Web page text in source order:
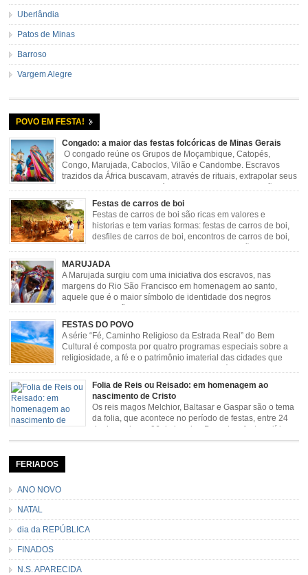
Uberlândia
Patos de Minas
Barroso
Vargem Alegre
POVO EM FESTA!
Congado: a maior das festas folcóricas de Minas Gerais
O congado reúne os Grupos de Moçambique, Catopés,
Congo, Marujada, Caboclos, Vilão e Candombe. Escravos
trazidos da África buscavam, através de rituais, extrapolar seus
sentimentos e culto a sua fé. O Congado nasceu da fusão
destes ritos com a religião católica, imposta aos negros pela Igreja, surgindo
novas histórias que envolviam, sobretudo, Nossa Senhora do […]
Festas de carros de boi
Festas de carros de boi são ricas em valores e
historias e tem varias formas: festas de carros de boi,
desfiles de carros de boi, encontros de carros de boi,
rodeios, carreatas de carros de boi, mutirão de carros
de boi, carreteada, carreiros, candeeiros, boiadas, carapinas, artesãos,
exposição agropecuária, ou seja é um ponto forte […]
MARUJADA
A Marujada surgiu com uma iniciativa dos escravos, nas
margens do Rio São Francisco em homenagem ao santo,
aquele que é o maior símbolo de identidade dos negros
sendo milagroso e grande protetor de suas causas. o ponto alto da festa de
São Benedito é a Marujada. […]
FESTAS DO POVO
A série “Fé, Caminho Religioso da Estrada Real” do Bem
Cultural é composta por quatro programas especiais sobre a
religiosidade, a fé e o patrimônio imaterial das cidades que
Senhora da Piedade (MG) e Nossa Senhora da Conceição Aparecida (SP)
pela Estrada Real. Quarto episódio […]
Folia de Reis ou Reisado: em homenagem ao
nascimento de Cristo
Os reis magos Melchior, Baltasar e Gaspar são o tema
da folia, que acontece no período de festas, entre 24
de dezembro e 06 de janeiro. Durante a festa, o líder e
seu contramestre lideram a música e o canto do grupo, passando pela
FERIADOS
ANO NOVO
NATAL
dia da REPÚBLICA
FINADOS
N.S. APARECIDA